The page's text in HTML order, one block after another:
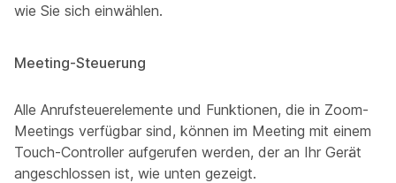
wie Sie sich einwählen.
Meeting-Steuerung
Alle Anrufsteuerelemente und Funktionen, die in Zoom-
Meetings verfügbar sind, können im Meeting mit einem
Touch-Controller aufgerufen werden, der an Ihr Gerät
angeschlossen ist, wie unten gezeigt.